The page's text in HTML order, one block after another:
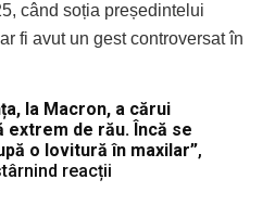
când soția președintelui
fi avut un gest controversat în
la Macron, a cărui
extrem de rău. Încă se
o lovitură în maxilar”,
reacții